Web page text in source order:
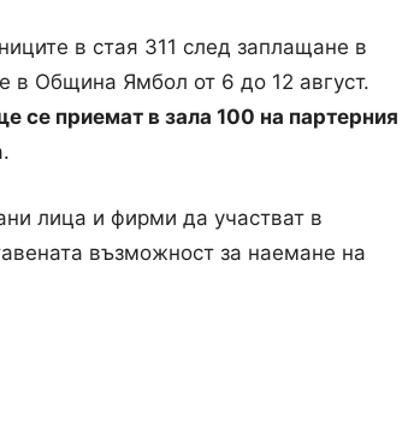
в стая 311 след заплащане в
в Община Ямбол от 6 до 12 август.
се приемат в зала 100 на партерния
лица и фирми да участват в
възможност за наемане на